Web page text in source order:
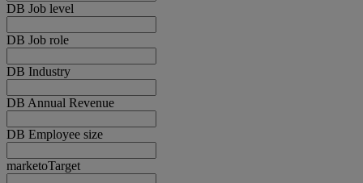
DB Job level
DB Job role
DB Industry
DB Annual Revenue
DB Employee size
marketoTarget